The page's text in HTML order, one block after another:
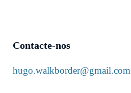
Contacte-nos
hugo.walkborder@gmail.com